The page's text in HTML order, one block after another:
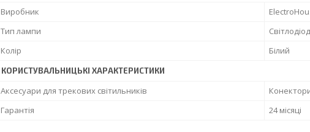
Виробник
Тип лампи
Колір
Білий
КОРИСТУВАЛЬНИЦЬКІ ХАРАКТЕРИСТИКИ
Аксесуари для трекових світильників
Гарантія
24 місяці